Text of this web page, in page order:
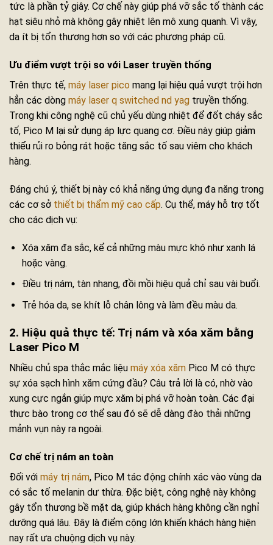
tức là phần tỷ giây. Cơ chế này giúp phá vỡ sắc tố thành các
hạt siêu nhỏ mà không gây nhiệt lên mô xung quanh. Vì vậy,
da ít bị tổn thương hơn so với các phương pháp cũ.
Ưu điểm vượt trội so với Laser truyền thống
Trên thực tế, máy laser pico mang lại hiệu quả vượt trội hơn
hẳn các dòng máy laser q switched nd yag truyền thống.
Trong khi công nghệ cũ chủ yếu dùng nhiệt để đốt cháy sắc
tố, Pico M lại sử dụng áp lực quang cơ. Điều này giúp giảm
thiểu rủi ro bỏng rát hoặc tăng sắc tố sau viêm cho khách
hàng.
Đáng chú ý, thiết bị này có khả năng ứng dụng đa năng trong
các cơ sở thiết bị thẩm mỹ cao cấp. Cụ thể, máy hỗ trợ tốt
cho các dịch vụ:
Xóa xăm đa sắc, kể cả những màu mực khó như xanh lá
hoặc vàng.
Điều trị nám, tàn nhang, đồi mồi hiệu quả chỉ sau vài buổi.
Trẻ hóa da, se khít lỗ chân lông và làm đều màu da.
2. Hiệu quả thực tế: Trị nám và xóa xăm bằng
Laser Pico M
Nhiều chủ spa thắc mắc liệu máy xóa xăm Pico M có thực
sự xóa sạch hình xăm cứng đầu? Câu trả lời là có, nhờ vào
xung cực ngắn giúp mực xăm bị phá vỡ hoàn toàn. Các đại
thực bào trong cơ thể sau đó sẽ dễ dàng đào thải những
mảnh vụn này ra ngoài.
Cơ chế trị nám an toàn
Đối với máy trị nám, Pico M tác động chính xác vào vùng da
có sắc tố melanin dư thừa. Đặc biệt, công nghệ này không
gây tổn thương bề mặt da, giúp khách hàng không cần nghỉ
dưỡng quá lâu. Đây là điểm cộng lớn khiến khách hàng hiện
nay rất ưa chuộng dịch vụ này.